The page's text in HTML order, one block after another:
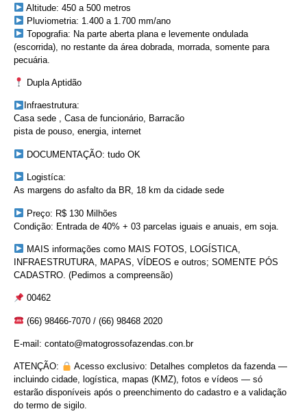
Altitude: 450 a 500 metros
Pluviometria: 1.400 a 1.700 mm/ano
Topografia: Na parte aberta plana e levemente ondulada
(escorrida), no restante da área dobrada, morrada, somente para
pecuária.
Dupla Aptidão
Infraestrutura:
Casa sede , Casa de funcionário, Barracão
pista de pouso, energia, internet
DOCUMENTAÇÃO: tudo OK
Logistíca:
As margens do asfalto da BR, 18 km da cidade sede
Preço: R$ 130 Milhões
Condição: Entrada de 40% + 03 parcelas iguais e anuais, em soja.
MAIS informações como MAIS FOTOS, LOGÍSTICA,
INFRAESTRUTURA, MAPAS, VÍDEOS e outros; SOMENTE PÓS
CADASTRO. (Pedimos a compreensão)
00462
(66) 98466-7070 / (66) 98468 2020
E-mail: contato@matogrossofazendas.con.br
ATENÇÃO:
Acesso exclusivo: Detalhes completos da fazenda —
incluindo cidade, logística, mapas (KMZ), fotos e vídeos — só
estarão disponíveis após o preenchimento do cadastro e a validação
do termo de sigilo.